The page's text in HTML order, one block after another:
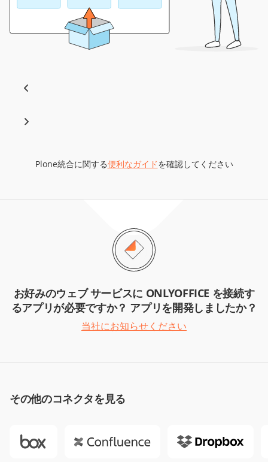
Plone統合に関する便利なガイドを確認してください
お好みのウェブ サービスに ONLYOFFICE を接続す
るアプリが必要ですか？ アプリを開発しましたか？
当社にお知らせください
その他のコネクタを見る